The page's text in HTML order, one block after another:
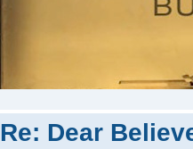
Re: Dear